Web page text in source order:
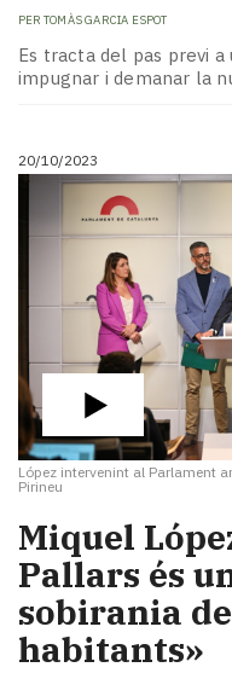
PER TOMÀS GARCIA ESPOT
Es tracta del pas previ
impugnar i demanar la
20/10/2023
López intervenint al Parlament
Pirineu
Miquel
Pallars és
sobirania
habitants»